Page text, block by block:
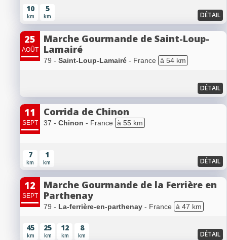
10
km
5
km DÉTAIL
25
AOÛT
Marche Gourmande de Saint-Loup-
Lamairé
79 - Saint-Loup-Lamairé - France à 54 km
DÉTAIL
11
SEPT
Corrida de Chinon
37 - Chinon - France à 55 km
7
km
1
km DÉTAIL
12
SEPT
Marche Gourmande de la Ferrière en
Parthenay
79 - La-ferrière-en-parthenay - France à 47 km
45
km
25
km
12
km
8
km DÉTAIL